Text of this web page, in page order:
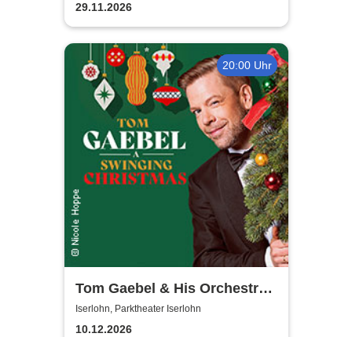
29.11.2026
20:00 Uhr
Tom Gaebel & His Orchestra -
A Swinging Christmas 2026
Iserlohn, Parktheater Iserlohn
10.12.2026